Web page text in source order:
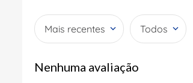
Mais recentes Todos
Nenhuma avaliação